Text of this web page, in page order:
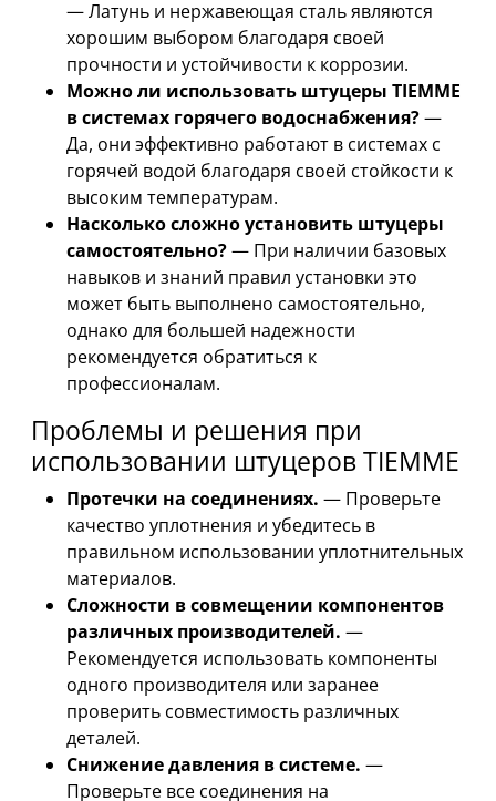
— Латунь и нержавеющая сталь являются
хорошим выбором благодаря своей
прочности и устойчивости к коррозии.
Можно ли использовать штуцеры TIEMME
в системах горячего водоснабжения?—
Да, они эффективно работают в системах с
горячей водой благодаря своей стойкости к
высоким температурам.
Насколько сложно установить штуцеры
самостоятельно?— При наличии базовых
навыков и знаний правил установки это
может быть выполнено самостоятельно,
однако для большей надежности
рекомендуется обратиться к
профессионалам.
Проблемы и решения при
использовании штуцеров TIEMME
Протечки на соединениях. — Проверьте
качество уплотнения и убедитесь в
правильном использовании уплотнительных
материалов.
Сложности в совмещении компонентов
различных производителей. —
Рекомендуется использовать компоненты
одного производителя или заранее
проверить совместимость различных
деталей.
Снижение давления в системе. —
Проверьте все соединения на